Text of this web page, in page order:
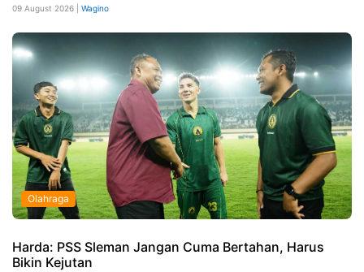
09 August 2026 | Wagino
Olahraga
Harda: PSS Sleman Jangan Cuma Bertahan, Harus
Bikin Kejutan